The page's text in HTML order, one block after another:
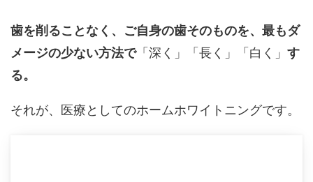
歯を削ることなく、ご自身の歯そのものを、最もダ
メージの少ない方法で「深く」「長く」「白く」 す
る。
それが、医療としてのホームホワイトニングです。